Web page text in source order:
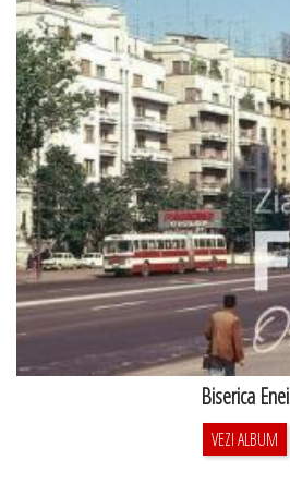
Biserica Enei
VEZI ALBUM